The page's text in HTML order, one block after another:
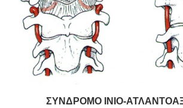
ΣΥΝΔΡΟΜΟ ΙΝΙΟ-